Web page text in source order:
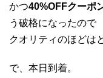
かつ40%OFFクーポ
う破格になったので
クオリティのほどは
で、本日到着。